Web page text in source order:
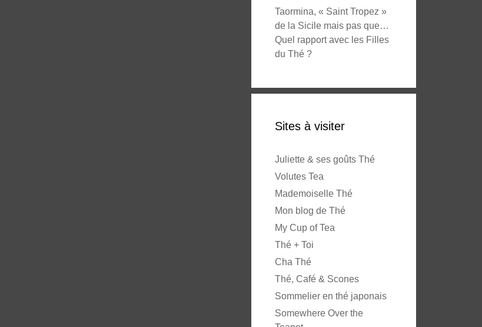
Taormina, « Saint Tropez »
de la Sicile mais pas que…
Quel rapport avec les Filles
du Thé ?
Sites à visiter
Juliette & ses goûts Thé
Volutes Tea
Mademoiselle Thé
Mon blog de Thé
My Cup of Tea
Thé + Toi
Cha Thé
Thé, Café & Scones
Sommelier en thé japonais
Somewhere Over the